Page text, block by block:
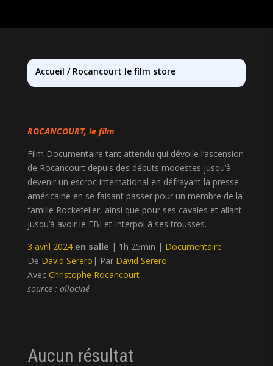
Accueil / Rocancourt le film store
ROCANCOURT, le film
Film Documentaire tant attendu qui dévoile l’ascension
de Rocancourt depuis des débuts modestes jusqu’à
devenir un escroc international en défrayant la presse
américaine en se faisant passer pour un membre de la
famille Rockefeller, ainsi que pour ses cavales et allant
jusqu’à avoir le FBI et Interpol à ses trousses.
3 avril 2024 en salle | 1h 25min | Documentaire
De David Serero | Par David Serero
Avec Christophe Rocancourt
source : allociné
Aucun résultat